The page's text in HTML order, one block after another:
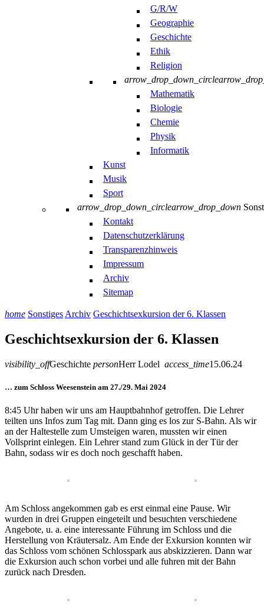
G/R/W
Geographie
Geschichte
Ethik
Religion
arrow_drop_down_circle
Mathematik
Biologie
Chemie
Physik
Informatik
Kunst
Musik
Sport
arrow_drop_down_circlearrow_drop_down
Kontakt
Datenschutzerklärung
Transparenzhinweis
Impressum
Archiv
Sitemap
home Sonstiges Archiv Geschichtsexkursion der 6. Klassen
Geschichtsexkursion der 6. Klassen
visibility_offGeschichte personHerr Lodel access_time15.06.24
… zum Schloss Weesenstein am 27./29. Mai 2024
8:45 Uhr haben wir uns am Hauptbahnhof getroffen. Die Lehrer
teilten uns Infos zum Tag mit. Dann ging es los zur S-Bahn. Als wir
an der Haltestelle zum Umsteigen waren, mussten wir einen
Vollsprint einlegen. Ein Lehrer stand zum Glück in der Tür der
Bahn, sodass wir es doch noch geschafft haben.
Am Schloss angekommen gab es erst einmal eine Pause. Wir
wurden in drei Gruppen eingeteilt und besuchten verschiedene
Angebote, u. a. eine interessante Führung im Schloss und die
Herstellung von Kräutersalz. Am Ende der Exkursion konnten wir
das Schloss vom schönen Schlosspark aus abskizzieren. Dann war
die Exkursion auch schon vorbei und alle fuhren mit der Bahn
zurück nach Dresden.